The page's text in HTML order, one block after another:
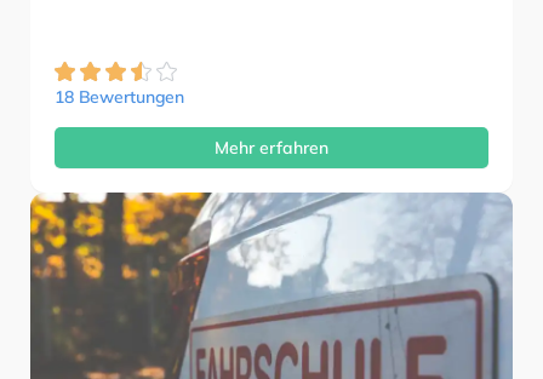
18 Bewertungen
Mehr erfahren